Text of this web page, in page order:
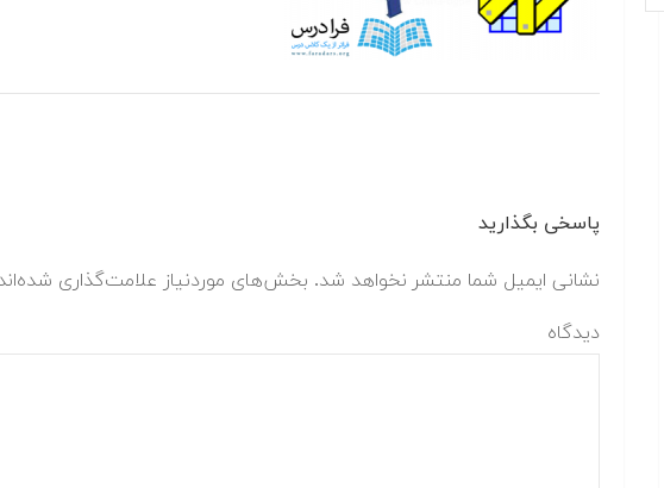
پاسخی بگذارید
نشانی ایمیل شما منتشر نخواهد شد. بخش‌های موردنیاز علامت‌گذاری
دیدگاه